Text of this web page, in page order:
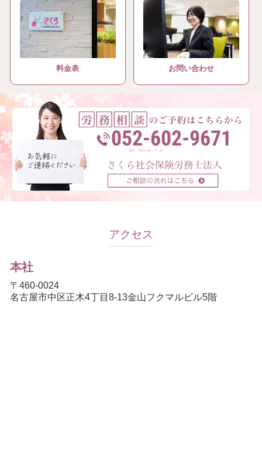
料金表 お問い合わせ
052-602-9671
受付：平日9:00～17:00
アクセス
本社
〒460-0024
名古屋市中区正木4丁目8-13金山フクマルビル5階